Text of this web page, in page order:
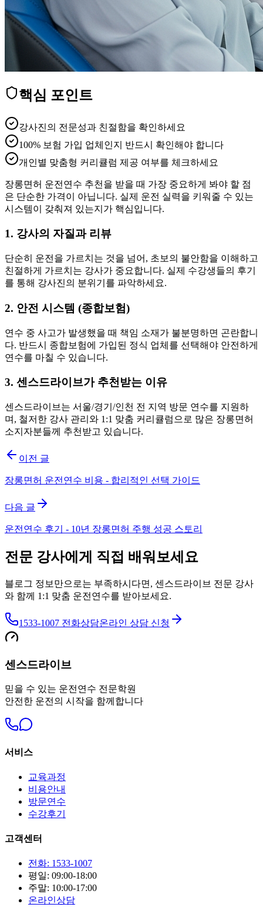
핵심 포인트
강사진의 전문성과 친절함을 확인하세요
100% 보험 가입 업체인지 반드시 확인해야 합니다
개인별 맞춤형 커리큘럼 제공 여부를 체크하세요
장롱면허 운전연수 추천을 받을 때 가장 중요하게 봐야 할 점
은 단순한 가격이 아닙니다. 실제 운전 실력을 키워줄 수 있는
시스템이 갖춰져 있는지가 핵심입니다.
1. 강사의 자질과 리뷰
단순히 운전을 가르치는 것을 넘어, 초보의 불안함을 이해하고
친절하게 가르치는 강사가 중요합니다. 실제 수강생들의 후기
를 통해 강사진의 분위기를 파악하세요.
2. 안전 시스템 (종합보험)
연수 중 사고가 발생했을 때 책임 소재가 불분명하면 곤란합니
다. 반드시 종합보험에 가입된 정식 업체를 선택해야 안전하게
연수를 마칠 수 있습니다.
3. 센스드라이브가 추천받는 이유
센스드라이브는 서울/경기/인천 전 지역 방문 연수를 지원하
며, 철저한 강사 관리와 1:1 맞춤 커리큘럼으로 많은 장롱면허
소지자분들께 추천받고 있습니다.
이전 글
장롱면허 운전연수 비용 - 합리적인 선택 가이드
다음 글
운전연수 후기 - 10년 장롱면허 주행 성공 스토리
전문 강사에게 직접 배워보세요
블로그 정보만으로는 부족하시다면, 센스드라이브 전문 강사
와 함께 1:1 맞춤 운전연수를 받아보세요.
1533-1007 전화상담온라인 상담 신청
센스드라이브
믿을 수 있는 운전연수 전문학원
안전한 운전의 시작을 함께합니다
서비스
교육과정
비용안내
방문연수
수강후기
고객센터
전화: 1533-1007
평일: 09:00-18:00
주말: 10:00-17:00
온라인상담